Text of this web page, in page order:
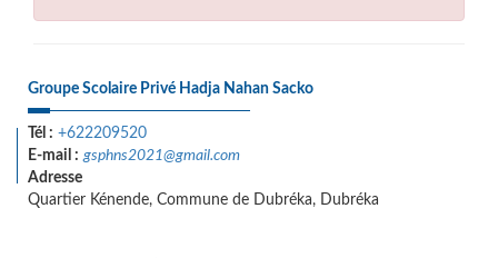
Groupe Scolaire Privé Hadja Nahan Sacko
Tél : +622209520
E-mail : gsphns2021@gmail.com
Adresse
Quartier Kénende, Commune de Dubréka, Dubréka